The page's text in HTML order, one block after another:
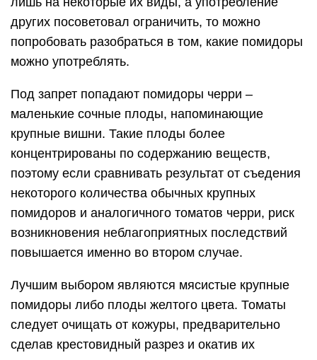
возникновения неблагоприятных последствий
повышается именно во втором случае.
Лучшим выбором являются мясистые крупные
следует очищать от кожуры, предварительно
сделав крестовидный разрез и окатив их
кипятком.
Таким образом, рекомендации относительно
того, при каком заболевании нельзя есть
помидоры, строгий запрет врачей или
ограничение употребления всегда имеют под
собой веские обоснования. Для того чтобы
хорошее самочувствие и высокое качество
жизни, стоит отказаться от потенциально
вредного для конкретного человека продукта
питания. Будьте здоровы!